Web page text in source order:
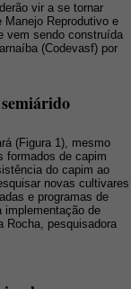
vir a se tornar
Reprodutivo e
vem sendo construída
(Codevasf) por
(Figura 1), mesmo
formados de capim
do capim ao
novas cultivares
e programas de
implementação de
Rocha, pesquisadora